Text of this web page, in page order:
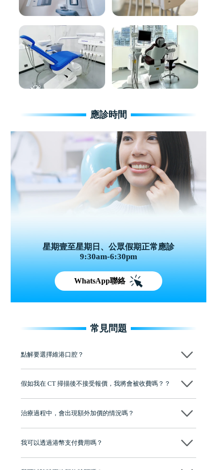
應診時間
星期壹至星期日、公眾假期正常應診
9:30am-6:30pm
WhatsApp聯絡
常見問題
點解要選擇維港口腔？
維港口腔踐行「醫道濟世」的大學校訓，各分院匯聚來自香港、內地的
牌」、「2025香港企業領袖品牌」，是諾貝爾種植系統全球放心植牙中
至今已服務超過三十個國家和地區的顧客，受到粵港澳大灣區及周邊城
市市民極高的口碑評價及信任推薦 珠海、深圳設有八大分院，香港亦設
有咨詢及服務保障中心，有任何問題都可以隨時預約免費咨詢，讓人十
假如我在 CT 掃描後不接受報價，我將會被收費嗎？？
治療過程中，會出現額外加價的情況嗎？
我可以透過港幣支付費用嗎？